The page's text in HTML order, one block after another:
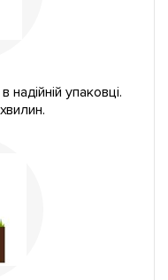
упаковці.